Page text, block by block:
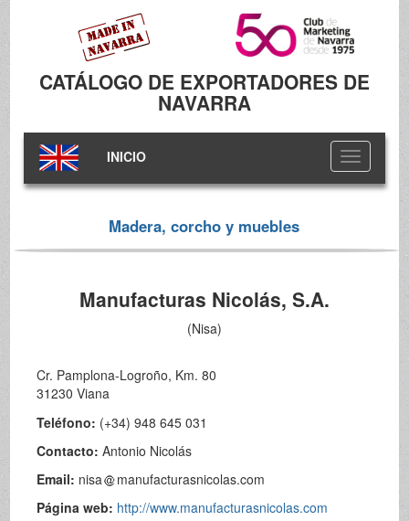
CATÁLOGO DE EXPORTADORES DE
NAVARRA
Toggle
navigation
INICIO
Madera, corcho y muebles
Manufacturas Nicolás, S.A.
(Nisa)
Cr. Pamplona-Logroño, Km. 80
31230 Viana
Teléfono: (+34) 948 645 031
Contacto:Antonio Nicolás
Email: nisa
manufacturasnicolas.com
Página web: http://www.manufacturasnicolas.com